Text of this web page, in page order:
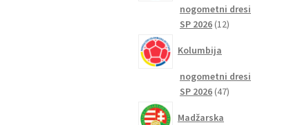
nogometni dresi
SP 2026 1212
Kolumbija
nogometni dresi
SP 2026 4747
Madžarska